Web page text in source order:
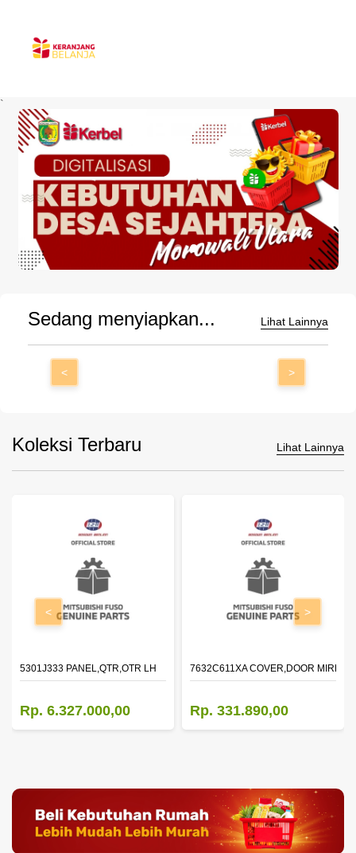
`
Sedang menyiapkan... Lihat Lainnya
< >
Koleksi Terbaru Lihat Lainnya
5301J333 PANEL,QTR,OTR LH
Rp. 6.327.000,00
7632C611XA COVER,DOOR
Rp. 331.890,00
< >